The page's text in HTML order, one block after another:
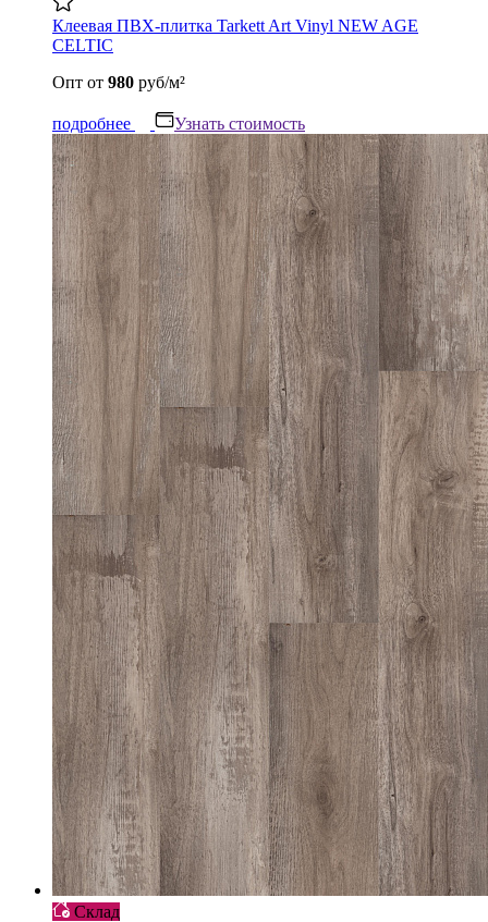
Клеевая ПВХ-плитка Tarkett Art Vinyl NEW AGE
CELTIC
Опт от 980 руб/м²
подробнее Узнать стоимость
Склад